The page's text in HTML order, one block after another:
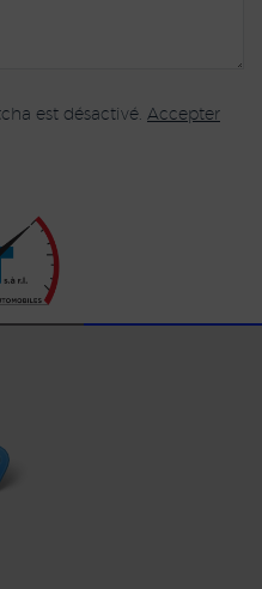
est désactivé. Accepter